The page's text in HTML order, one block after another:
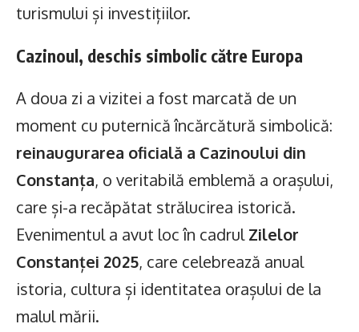
turismului și investițiilor.
Cazinoul, deschis simbolic către Europa
A doua zi a vizitei a fost marcată de un
moment cu puternică încărcătură simbolică:
reinaugurarea oficială a Cazinoului din
Constanța, o veritabilă emblemă a orașului,
care și-a recăpătat strălucirea istorică.
Evenimentul a avut loc în cadrulZilelor
Constanței 2025, care celebrează anual
istoria, cultura și identitatea orașului de la
malul mării.